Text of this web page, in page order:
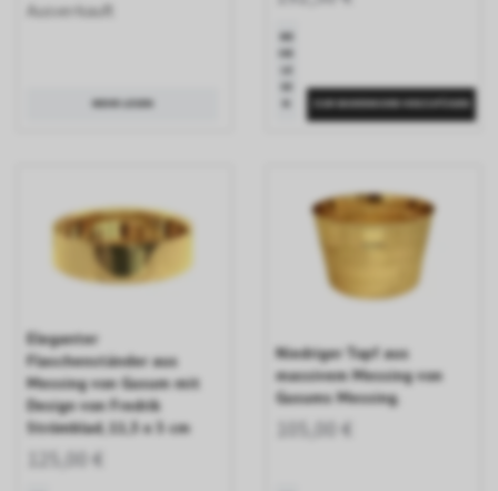
Ausverkauft
Eleganter
Flaschenständer aus
Messing von Gusum mit
Design von Fredrik
Strömblad, 11,5 x 3 cm
125,00 €
Niedriger Topf aus
massivem Messing von
Gusums Messing.
105,00 €